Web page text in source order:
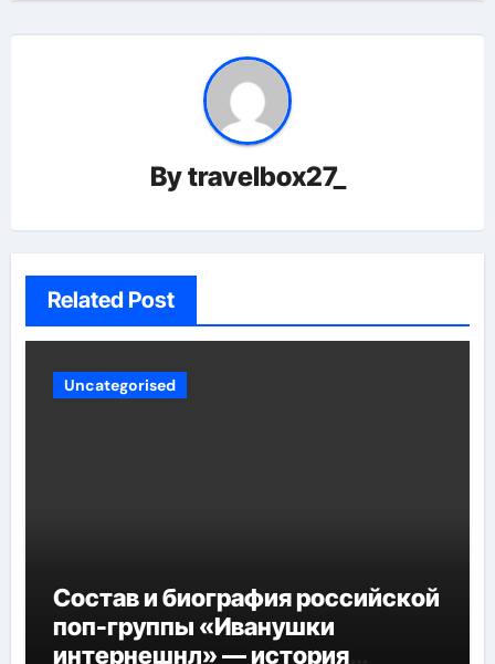
Bytravelbox27_
Related Post
Uncategorised
Состав и биография российской
поп-группы «Иванушки
интернешнл» — история